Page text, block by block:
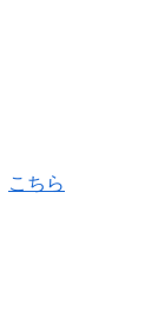
こちら